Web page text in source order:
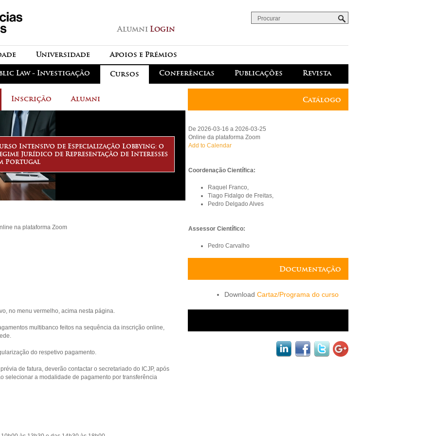
Alumni Login
Formulário de procura
Apoios e Prémios
Universidade
Revista
Publicações
Conferências
Cursos
Law - Investigação
Alumni
Inscrição
Intensivo de Especialização Lobbying: o
Jurídico de Representação de Interesses
Portugal
na plataforma Zoom
no menu vermelho, acima nesta página.
multibanco feitos na sequência da inscrição online,
do respetivo pagamento.
de fatura, deverão contactar o secretariado do ICJP, após
selecionar a modalidade de pagamento por transferência
Catálogo
De 2026-03-16 a 2026-03-25
Online da plataforma Zoom
Add to Calendar
Coordenação Científica:
Raquel Franco,
Tiago Fidalgo de Freitas,
Pedro Delgado Alves
Assessor Científico:
Pedro Carvalho
Documentação
Cartaz/Programa do curso